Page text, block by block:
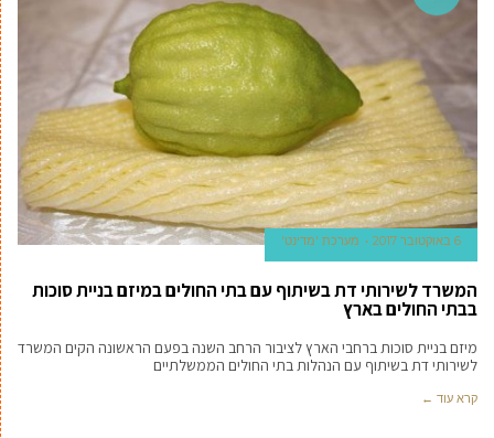
6 באוקטובר 2017 מערכת 'מדינט'
המשרד לשירותי דת בשיתוף עם בתי החולים במיזם בניית סוכות
בבתי החולים בארץ
מיזם בניית סוכות ברחבי הארץ לציבור הרחב השנה בפעם הראשונה הקים המשרד
לשירותי דת בשיתוף עם הנהלות בתי החולים הממשלתיים
קרא עוד ←